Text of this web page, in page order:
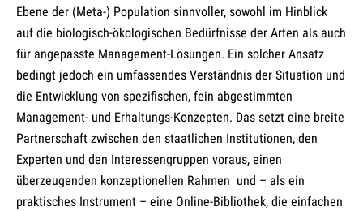
Ebene der (Meta-) Population sinnvoller, sowohl im Hinblick
auf die biologisch-ökologischen Bedürfnisse der Arten als auch
für angepasste Management-Lösungen. Ein solcher Ansatz
bedingt jedoch ein umfassendes Verständnis der Situation und
die Entwicklung von spezifischen, fein abgestimmten
Management- und Erhaltungs-Konzepten. Das setzt eine breite
Partnerschaft zwischen den staatlichen Institutionen, den
Experten und den Interessengruppen voraus, einen
überzeugenden konzeptionellen Rahmen und – als ein
praktisches Instrument – eine Online-Bibliothek, die einfachen